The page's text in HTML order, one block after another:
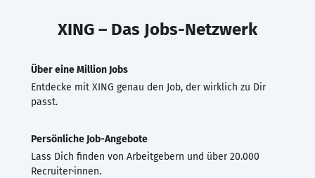
XING – Das Jobs-Netzwerk
Über eine Million Jobs
Entdecke mit XING genau den Job, der wirklich zu Dir
passt.
Persönliche Job-Angebote
Lass Dich finden von Arbeitgebern und über 20.000
Recruiter·innen.